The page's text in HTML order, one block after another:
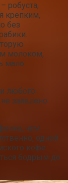
робуста,
крепким,
без
молоком,
мало
любого
заявлено
чем
одной
кофе
бодрым до